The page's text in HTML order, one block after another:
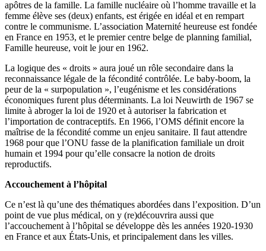
apôtres de la famille. La famille nucléaire où l’homme travaille et la
femme élève ses (deux) enfants, est érigée en idéal et en rempart
contre le communisme. L’association Maternité heureuse est fondée
en France en 1953, et le premier centre belge de planning familial,
Famille heureuse, voit le jour en 1962.
La logique des « droits » aura joué un rôle secondaire dans la
reconnaissance légale de la fécondité contrôlée. Le baby-boom, la
peur de la « surpopulation », l’eugénisme et les considérations
économiques furent plus déterminants. La loi Neuwirth de 1967 se
limite à abroger la loi de 1920 et à autoriser la fabrication et
l’importation de contraceptifs. En 1966, l’OMS définit encore la
maîtrise de la fécondité comme un enjeu sanitaire. Il faut attendre
1968 pour que l’ONU fasse de la planification familiale un droit
humain et 1994 pour qu’elle consacre la notion de droits
reproductifs.
Accouchement à l’hôpital
Ce n’est là qu’une des thématiques abordées dans l’exposition. D’un
point de vue plus médical, on y (re)découvrira aussi que
l’accouchement à l’hôpital se développe dès les années 1920-1930
en France et aux États-Unis, et principalement dans les villes.